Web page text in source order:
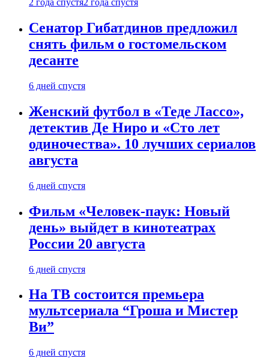
2 года спустя2 года спустя
Сенатор Гибатдинов предложил
снять фильм о гостомельском
десанте
6 дней спустя
Женский футбол в «Теде Лассо»,
детектив Де Ниро и «Сто лет
одиночества». 10 лучших сериалов
августа
6 дней спустя
Фильм «Человек-паук: Новый
день» выйдет в кинотеатрах
России 20 августа
6 дней спустя
На ТВ состоится премьера
мультсериала “Гроша и Мистер
Ви”
6 дней спустя